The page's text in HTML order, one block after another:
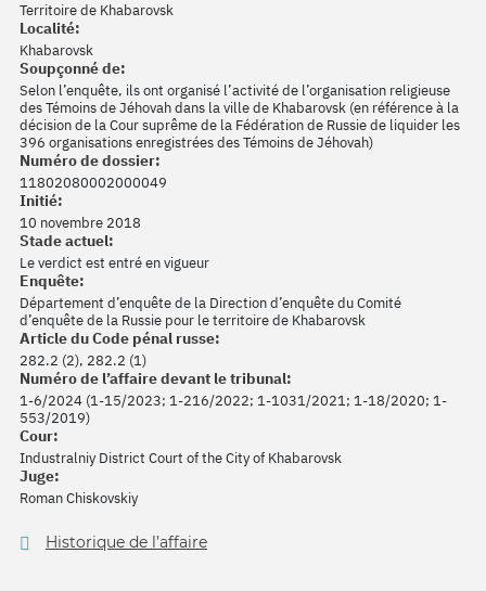
Territoire de Khabarovsk
Localité:
Khabarovsk
Soupçonné de:
Selon l’enquête, ils ont organisé l’activité de l’organisation religieuse
des Témoins de Jéhovah dans la ville de Khabarovsk (en référence à la
décision de la Cour suprême de la Fédération de Russie de liquider les
396 organisations enregistrées des Témoins de Jéhovah)
Numéro de dossier:
11802080002000049
Initié:
10 novembre 2018
Stade actuel:
Le verdict est entré en vigueur
Enquête:
Département d’enquête de la Direction d’enquête du Comité
d’enquête de la Russie pour le territoire de Khabarovsk
Article du Code pénal russe:
282.2 (2), 282.2 (1)
Numéro de l’affaire devant le tribunal:
1-6/2024 (1-15/2023; 1-216/2022; 1-1031/2021; 1-18/2020; 1-
553/2019)
Cour:
Industralniy District Court of the City of Khabarovsk
Juge:
Roman Chiskovskiy
Historique de l’affaire